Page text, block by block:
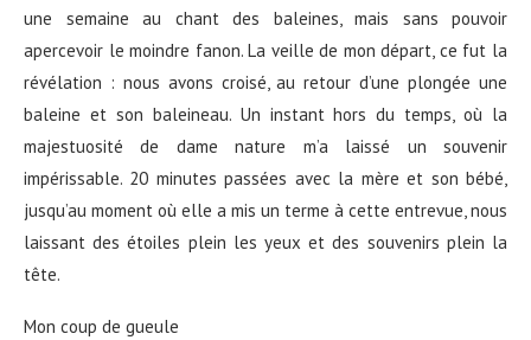
une semaine au chant des baleines, mais sans pouvoir
apercevoir le moindre fanon. La veille de mon départ, ce fut la
révélation : nous avons croisé, au retour d’une plongée une
baleine et son baleineau. Un instant hors du temps, où la
majestuosité de dame nature m’a laissé un souvenir
impérissable. 20 minutes passées avec la mère et son bébé,
jusqu’au moment où elle a mis un terme à cette entrevue, nous
laissant des étoiles plein les yeux et des souvenirs plein la
tête.
Mon coup de gueule